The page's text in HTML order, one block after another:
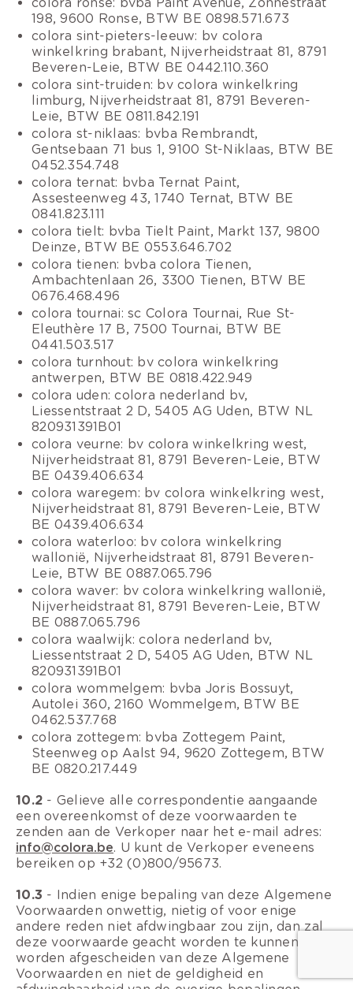
198, 9600 Ronse, BTW BE 0898.571.673
colora sint-pieters-leeuw: bv colora
winkelkring brabant, Nijverheidstraat 81, 8791
Beveren-Leie, BTW BE 0442.110.360
colora sint-truiden: bv colora winkelkring
limburg, Nijverheidstraat 81, 8791 Beveren-
Leie, BTW BE 0811.842.191
colora st-niklaas: bvba Rembrandt,
Gentsebaan 71 bus 1, 9100 St-Niklaas, BTW BE
0452.354.748
colora ternat: bvba Ternat Paint,
Assesteenweg 43, 1740 Ternat, BTW BE
0841.823.111
colora tielt: bvba Tielt Paint, Markt 137, 9800
Deinze, BTW BE 0553.646.702
colora tienen: bvba colora Tienen,
Ambachtenlaan 26, 3300 Tienen, BTW BE
0676.468.496
colora tournai: sc Colora Tournai, Rue St-
Eleuthère 17 B, 7500 Tournai, BTW BE
0441.503.517
colora turnhout: bv colora winkelkring
antwerpen, BTW BE 0818.422.949
colora uden: colora nederland bv,
Liessentstraat 2 D, 5405 AG Uden, BTW NL
820931391B01
colora veurne: bv colora winkelkring west,
Nijverheidstraat 81, 8791 Beveren-Leie, BTW
BE 0439.406.634
colora waregem: bv colora winkelkring west,
Nijverheidstraat 81, 8791 Beveren-Leie, BTW
BE 0439.406.634
colora waterloo: bv colora winkelkring
wallonië, Nijverheidstraat 81, 8791 Beveren-
Leie, BTW BE 0887.065.796
colora waver: bv colora winkelkring wallonië,
Nijverheidstraat 81, 8791 Beveren-Leie, BTW
BE 0887.065.796
colora waalwijk: colora nederland bv,
Liessentstraat 2 D, 5405 AG Uden, BTW NL
820931391B01
colora wommelgem: bvba Joris Bossuyt,
Autolei 360, 2160 Wommelgem, BTW BE
0462.537.768
colora zottegem: bvba Zottegem Paint,
Steenweg op Aalst 94, 9620 Zottegem, BTW
BE 0820.217.449
10.2 - Gelieve alle correspondentie aangaande
een overeenkomst of deze voorwaarden te
zenden aan de Verkoper naar het e-mail adres:
info@colora.be. U kunt de Verkoper eveneens
bereiken op +32 (0)800/95673.
10.3 - Indien enige bepaling van deze Algemene
Voorwaarden onwettig, nietig of voor enige
andere reden niet afdwingbaar zou zijn, dan zal
deze voorwaarde geacht worden te kunnen
worden afgescheiden van deze Algemene
Voorwaarden en niet de geldigheid en